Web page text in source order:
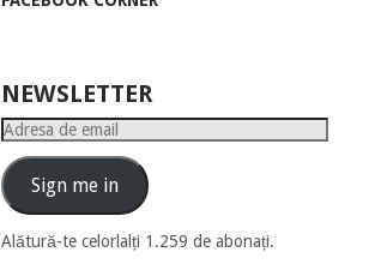
NEWSLETTER
Adresa
emailSign me in
Alătură-te celorlalți 1.259 de abonați.